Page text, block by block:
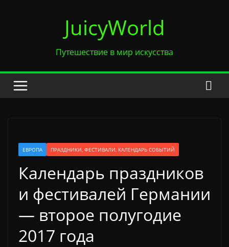
JuicyWorld
Путешествие в мир искусства
ЕВРОПА ПРАЗДНИКИ, ФЕСТИВАЛИ, КАЛЕНДАРЬ СОБЫТИЙ
Календарь праздников
и фестивалей Германии
— второе полугодие
2017 года